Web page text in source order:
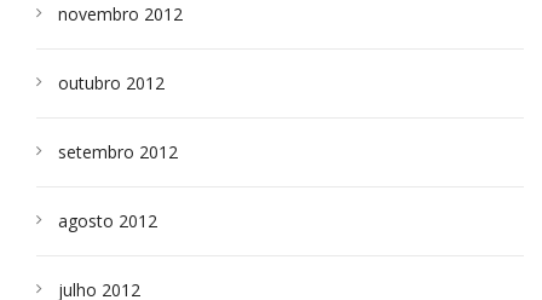
novembro 2012
outubro 2012
setembro 2012
agosto 2012
julho 2012